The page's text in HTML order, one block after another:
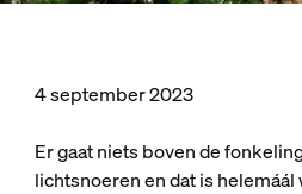
4 september 2023
Er gaat niets boven de
lichtsnoeren en dat is helemáál